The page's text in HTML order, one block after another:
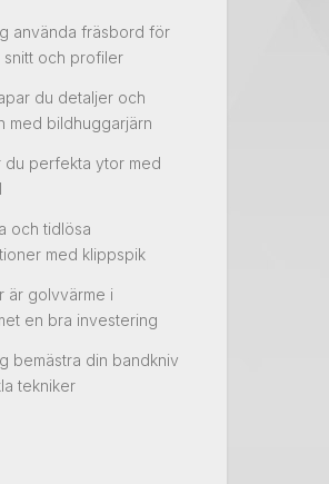
använda fräsbord för
snitt och profiler
du detaljer och
med bildhuggarjärn
du perfekta ytor med
och tidlösa
med klippspik
är golvvärme i
en bra investering
bemästra din bandkniv
tekniker